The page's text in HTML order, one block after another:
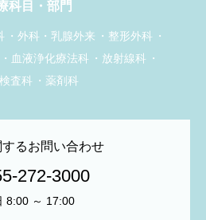
科目・部門
外科・乳腺外来
整形外科
血液浄化療法科
放射線科
査科
薬剤科
るお問い合わせ
272-3000
8:00 ～ 17:00